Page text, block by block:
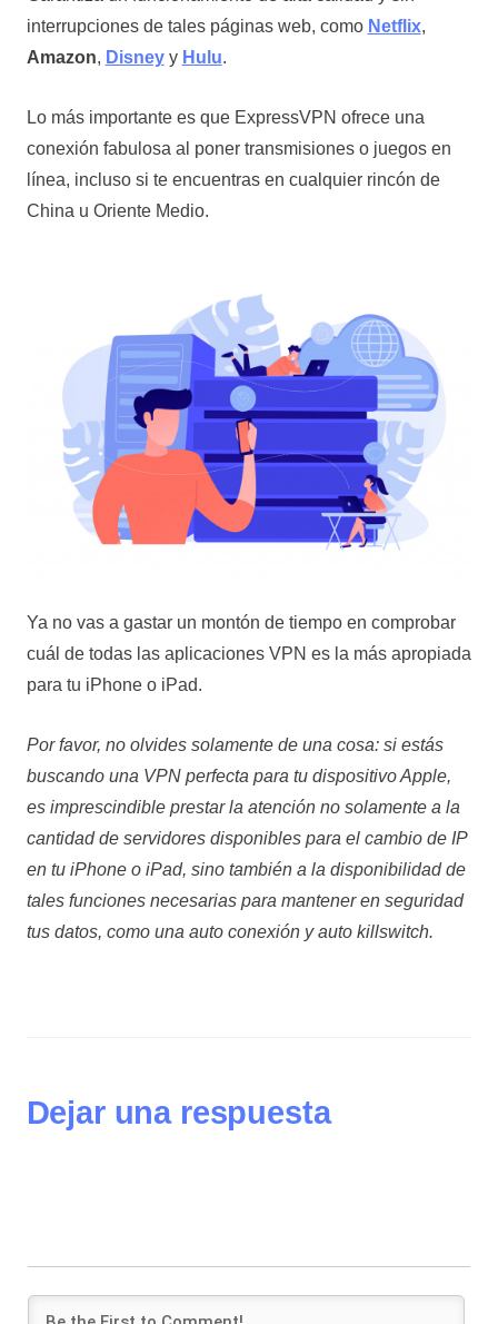
interrupciones de tales páginas web, como Netflix,
Amazon, Disneyy Hulu.
Lo más importante es que ExpressVPN ofrece una
conexión fabulosa al poner transmisiones o juegos en
línea, incluso si te encuentras en cualquier rincón de
China u Oriente Medio.
Ya no vas a gastar un montón de tiempo en comprobar
cuál de todas las aplicaciones VPN es la más apropiada
para tu iPhone o iPad.
Por favor, no olvides solamente de una cosa: si estás
buscando una VPN perfecta para tu dispositivo Apple,
es imprescindible prestar la atención no solamente a la
cantidad de servidores disponibles para el cambio de IP
en tu iPhone o iPad, sino también a la disponibilidad de
tales funciones necesarias para mantener en seguridad
tus datos, como una auto conexión y auto killswitch.
Dejar una respuesta